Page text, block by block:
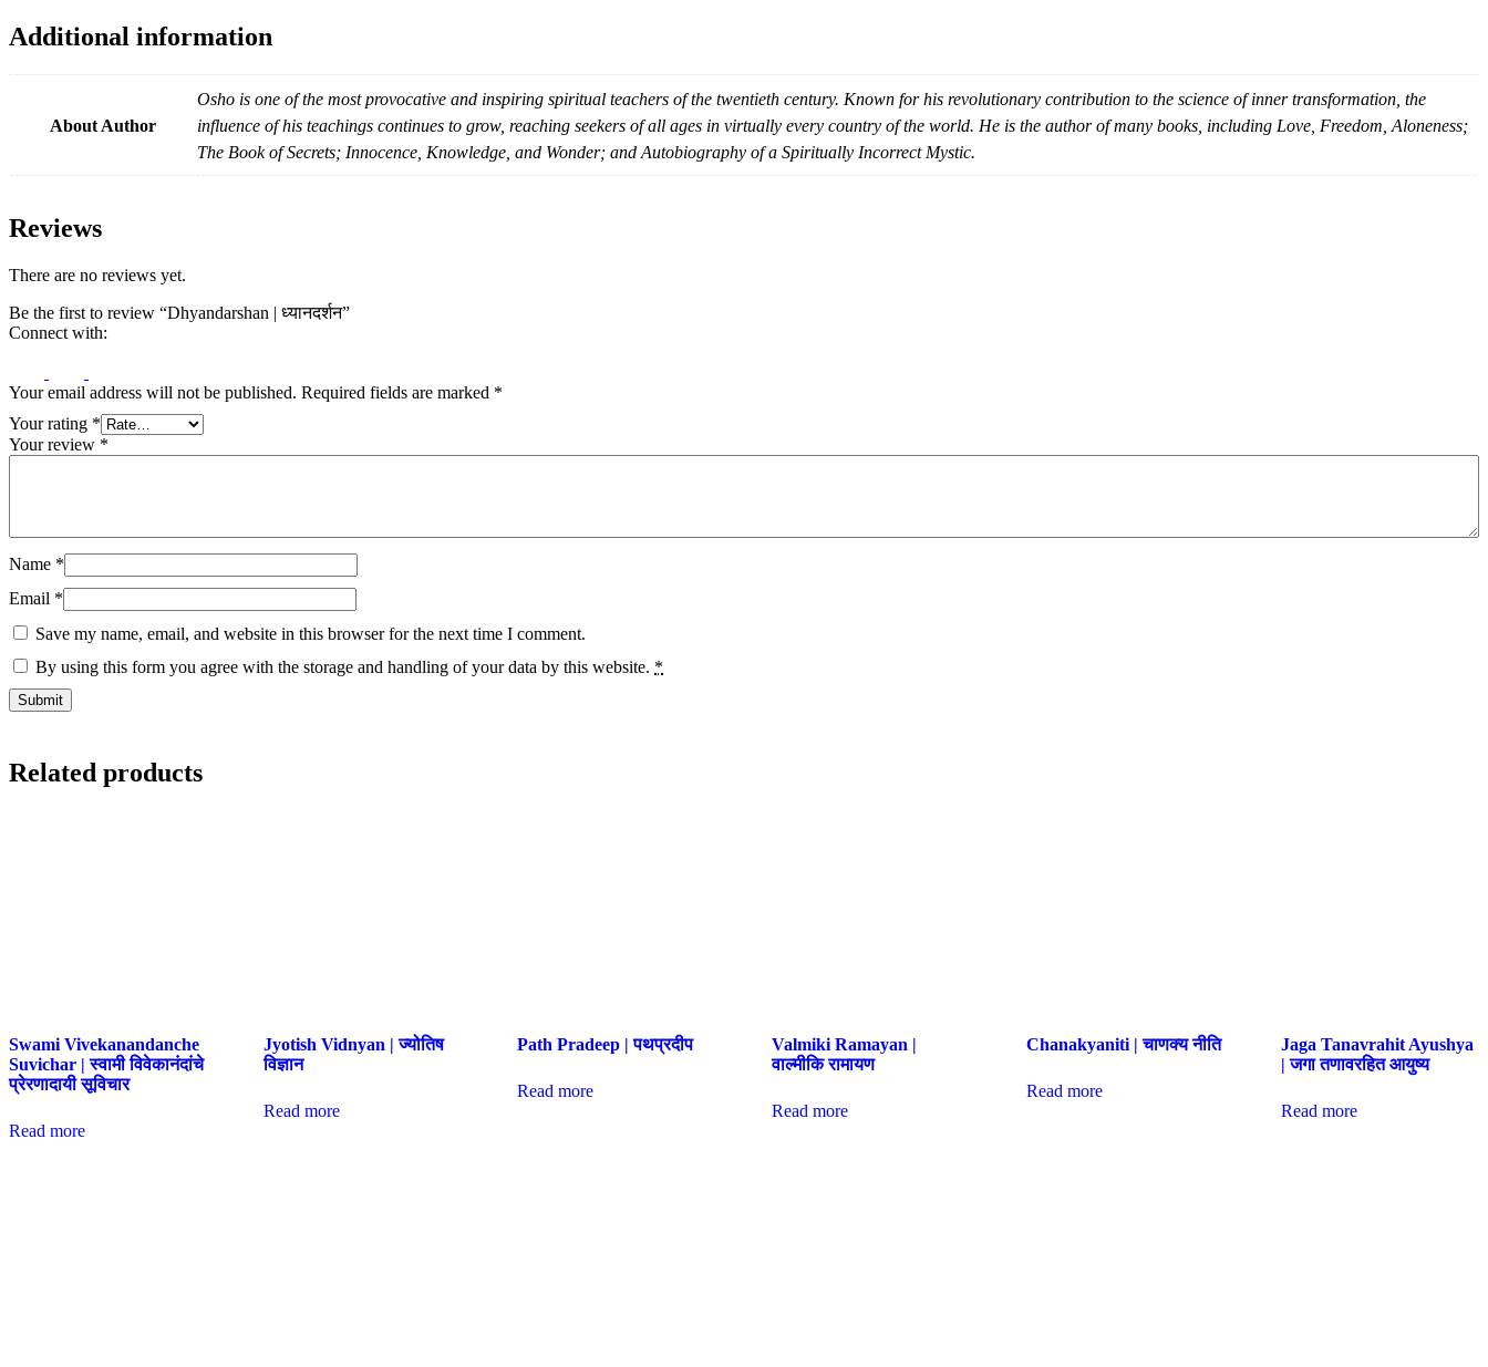
Additional information
About Author
Osho is one of the most provocative and inspiring spiritual teachers of the twentieth century. Known for his revolutionary contribution to the science of inner transformation, the
influence of his teachings continues to grow, reaching seekers of all ages in virtually every country of the world. He is the author of many books, including Love, Freedom, Aloneness;
The Book of Secrets; Innocence, Knowledge, and Wonder; and Autobiography of a Spiritually Incorrect Mystic.
Reviews
There are no reviews yet.
Be the first to review “Dhyandarshan | ध्यानदर्शन”
Connect with:
Your email address will not be published. Required fields are marked *
Your rating *
Your review *
Name *
Email *
Save my name, email, and website in this browser for the next time I comment.
By using this form you agree with the storage and handling of your data by this website. *
Related products
Swami Vivekanandanche
Suvichar | स्वामी विवेकानंदांचे
प्रेरणादायी सूविचार
Read more
Jyotish Vidnyan | ज्योतिष
विज्ञान
Read more
Path Pradeep | पथप्रदीप
Read more
Valmiki Ramayan |
वाल्मीकि रामायण
Read more
Chanakyaniti | चाणक्य नीति
Read more
Jaga Tanavrahit Ayushya
| जगा तणावरहित आयुष्य
Read more